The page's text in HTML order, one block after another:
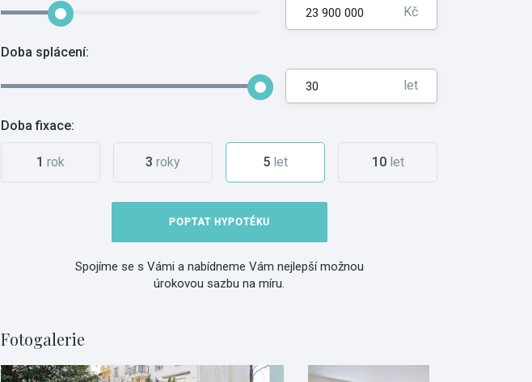
Kč
Doba splácení:
let
Doba fixace:
1 rok 3 roky 5 let 10let
POPTAT HYPOTÉKU
Spojíme se s Vámi a nabídneme Vám nejlepší možnou
úrokovou sazbu na míru.
Fotogalerie